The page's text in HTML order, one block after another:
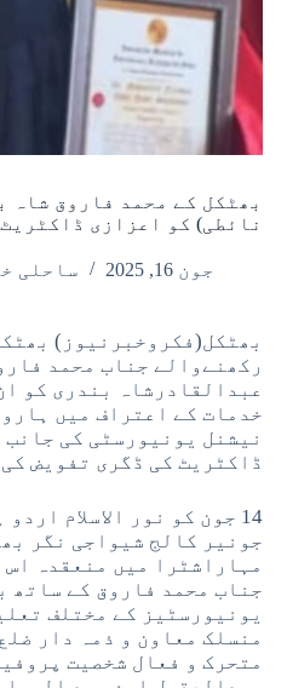
بھٹکل کے محمد فاروق شاہ
نائطی) کو اعزازی
جون 16, 2025 ساحلی
بھٹکل(فکروخبرنیوز)
رکھنےوالے جناب محمد
عبدالقادرشاہ بندری کو
خدمات کے اعتراف میں
نیشنل یونیورسٹی کی
ڈاکٹریٹ کی ڈگری تفویض
14 جون کو نور الاسلام
جونیر کالج شیواجی نگر
مہاراشٹرا میں منعقدہ
جناب محمد فاروق کے ساتھ
یونیورسٹیز کے مختلف
منسلک معاون و ذمہ دار
متحرک و فعال شخصیت